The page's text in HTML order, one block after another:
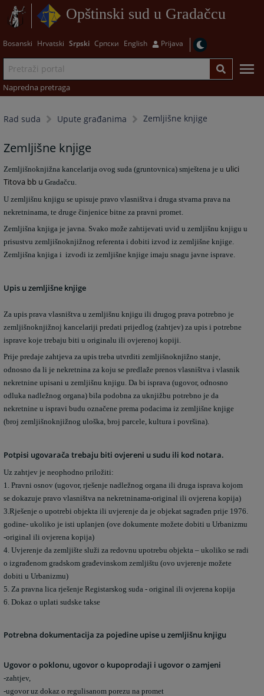
Opštinski sud u Gradačcu
Bosanski Hrvatski Srpski Српски English Prijava
Napredna pretraga
Rad suda Upute građanima Zemljišne knjige
Zemljišne knjige
Zemljišnoknjižna kancelarija ovog suda (gruntovnica) smještena je u ulici
Titova bb u Gradačcu.
U zemljišnu knjigu se upisuje pravo vlasništva i druga stvarna prava na
nekretninama, te druge činjenice bitne za pravni promet.
Zemljišna knjiga je javna. Svako može zahtijevati uvid u zemljišnu knjigu u
prisustvu zemljišnoknjižnog referenta i dobiti izvod iz zemljišne knjige.
Zemljišna knjiga i izvodi iz zemljišne knjige imaju snagu javne isprave.
Upis u zemljišne knjige
Za upis prava vlasništva u zemljišnu knjigu ili drugog prava potrebno je
zemljišnoknjižnoj kancelariji predati prijedlog (zahtjev) za upis i potrebne
isprave koje trebaju biti u originalu ili ovjerenoj kopiji.
Prije predaje zahtjeva za upis treba utvrditi zemljišnoknjižno stanje,
odnosno da li je nekretnina za koju se predlaže prenos vlasništva i vlasnik
nekretnine upisani u zemljišnu knjigu. Da bi isprava (ugovor, odnosno
odluka nadležnog organa) bila podobna za uknjižbu potrebno je da
nekretnine u ispravi budu označene prema podacima iz zemljišne knjige
(broj zemljišnoknjižnog uloška, broj parcele, kultura i površina).
Potpisi ugovarača trebaju biti ovjereni u sudu ili kod notara.
Uz zahtjev je neophodno priložiti:
1. Pravni osnov (ugovor, rješenje nadležnog organa ili druga isprava kojom
se dokazuje pravo vlasništva na nekretninama-original ili ovjerena kopija)
3.Rješenje o upotrebi objekta ili uvjerenje da je objekat sagrađen prije 1976.
godine- ukoliko je isti uplanjen (ove dokumente možete dobiti u Urbanizmu
-original ili ovjerena kopija)
4. Uvjerenje da zemljište služi za redovnu upotrebu objekta – ukoliko se radi
o izgrađenom gradskom građevinskom zemljištu (ovo uvjerenje možete
dobiti u Urbanizmu)
5. Za pravna lica rješenje Registarskog suda - original ili ovjerena kopija
6. Dokaz o uplati sudske takse
Potrebna dokumentacija za pojedine upise u zemljišnu knjigu
Ugovor o poklonu, ugovor o kupoprodaji i ugovor o zamjeni
-zahtjev,
-ugovor uz dokaz o regulisanom porezu na promet